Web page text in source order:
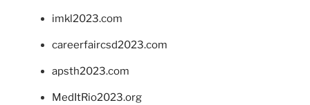
imkl2023.com
careerfaircsd2023.com
apsth2023.com
MedItRio2023.org